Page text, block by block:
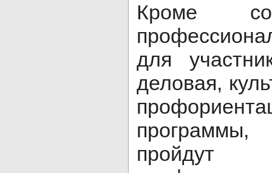
Кроме
для
деловая,
пройдут